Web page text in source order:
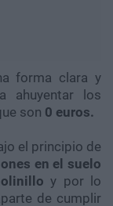
forma clara y
ahuyentar los
son 0 euros.
el principio de
en el suelo
y por lo
de cumplir